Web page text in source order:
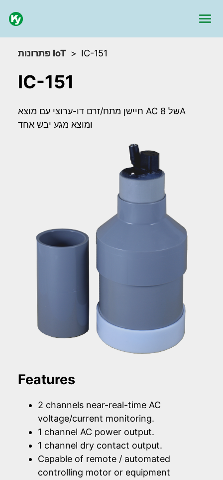
פתרונות IoT IC-151
IC-151
חיישן מתח/זרם דו-ערוצי עם מוצא AC של 8A
ומוצא מגע יבש אחד
Features
2 channels near-real-time AC
voltage/current monitoring.
1 channel AC power output.
1 channel dry contact output.
Capable of remote / automated
controlling motor or equipment